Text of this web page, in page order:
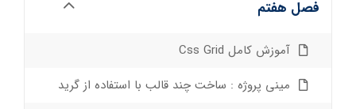
فصل هفتم
آموزش کامل Css Grid
مینی پروژه : ساخت چند قالب با استفاده از گرید